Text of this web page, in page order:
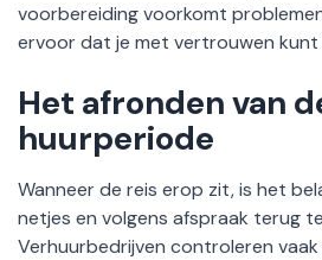
voorbereiding voorkomt
ervoor dat je met vertrouwen kunt
Het afronden van
huurperiode
Wanneer de reis erop zit, is het
netjes en volgens afspraak terug
Verhuurbedrijven controleren